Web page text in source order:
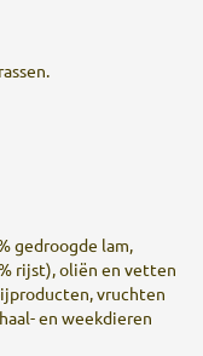
gedroogde lam,
rijst), oliën en vetten
vruchten
en weekdieren